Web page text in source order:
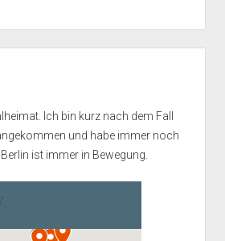
Ich bin kurz nach dem Fall
und habe immer noch
ist immer in Bewegung.